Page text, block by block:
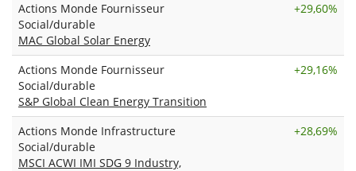
Actions Monde Fournisseur
Social/durable
MAC Global Solar Energy
+29,60%
Actions Monde Fournisseur
Social/durable
S&P Global Clean Energy Transition
+29,16%
Actions Monde Infrastructure
Social/durable
MSCI ACWI IMI SDG 9 Industry,
+28,69%